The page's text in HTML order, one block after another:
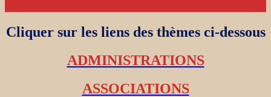
Cliquer sur les liens des thèmes ci-dessous
ADMINISTRATIONS
ASSOCIATIONS